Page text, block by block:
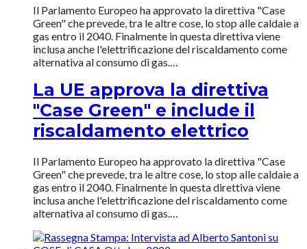
Il Parlamento Europeo ha approvato la direttiva "Case
Green" che prevede, tra le altre cose, lo stop alle caldaie a
gas entro il 2040. Finalmente in questa direttiva viene
inclusa anche l'elettrificazione del riscaldamento come
alternativa al consumo di gas.…
La UE approva la direttiva
"Case Green" e include il
riscaldamento elettrico
Il Parlamento Europeo ha approvato la direttiva "Case
Green" che prevede, tra le altre cose, lo stop alle caldaie a
gas entro il 2040. Finalmente in questa direttiva viene
inclusa anche l'elettrificazione del riscaldamento come
alternativa al consumo di gas.…